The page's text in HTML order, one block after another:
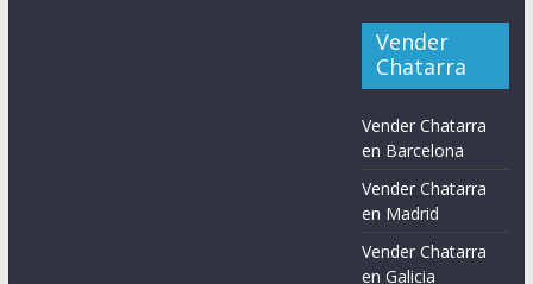
Vender
Chatarra
Vender Chatarra
en Barcelona
Vender Chatarra
en Madrid
Vender Chatarra
en Galicia